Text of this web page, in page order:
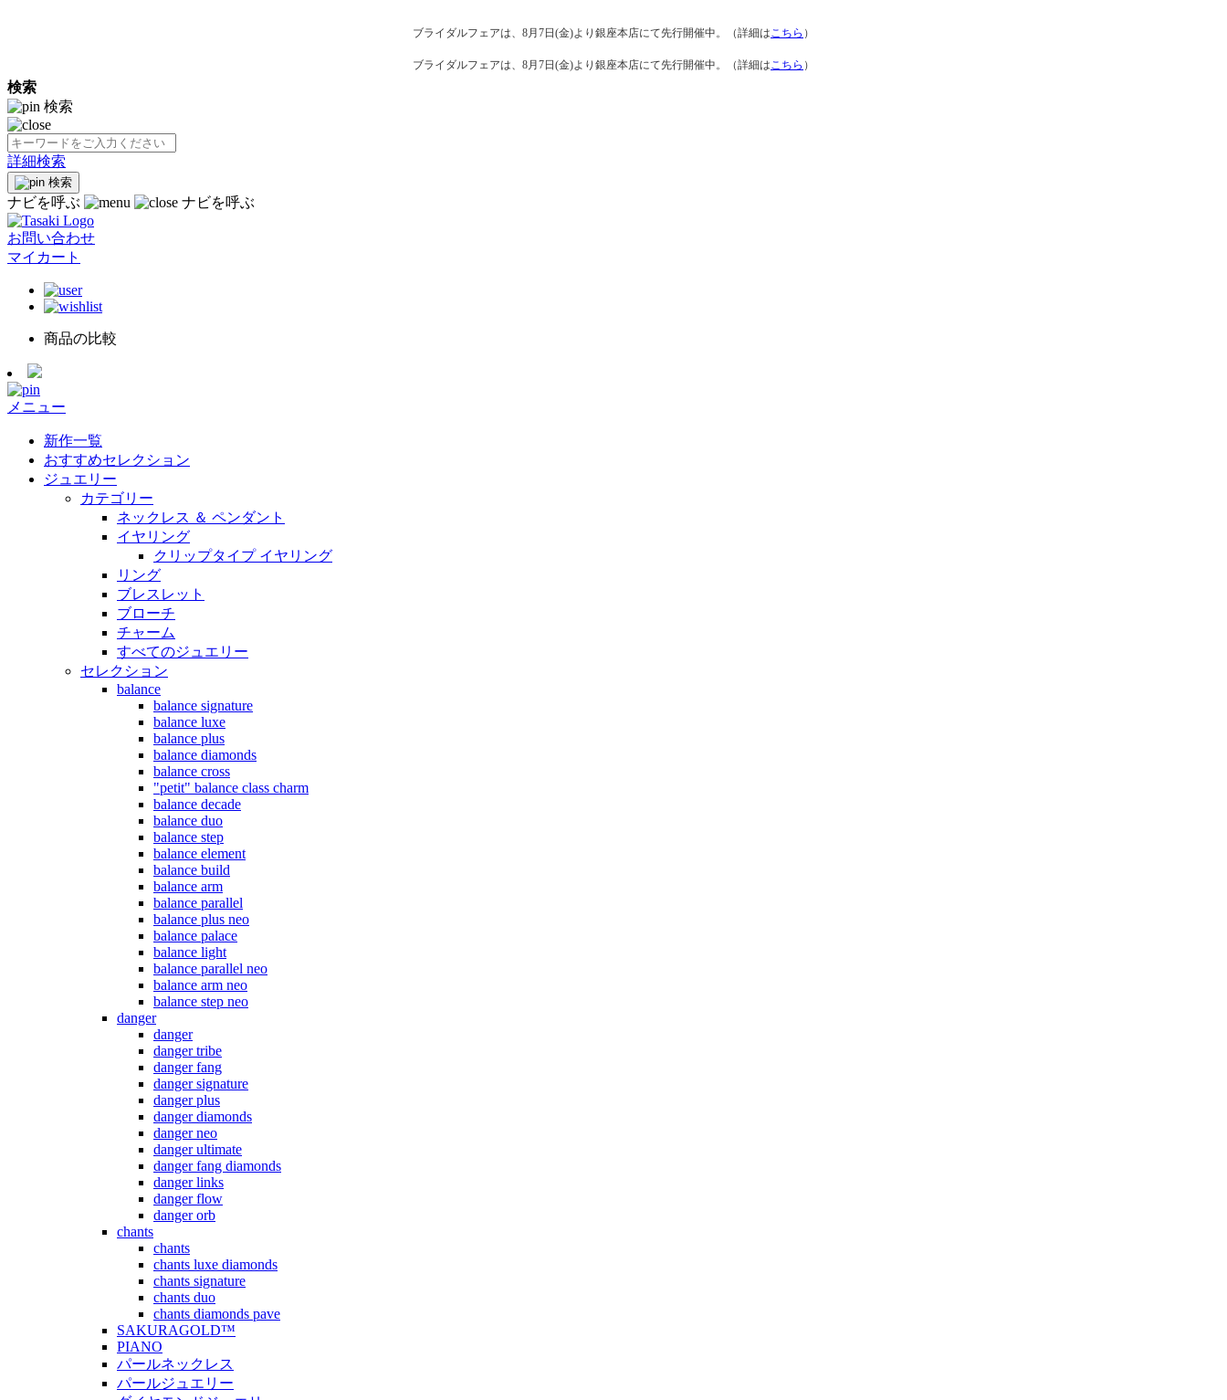
ブライダルフェアは、8月7日(金)より銀座本店にて先行開催中。（詳細はこちら ）
ブライダルフェアは、8月7日(金)より銀座本店にて先行開催中。（詳細はこちら ）
検索
検索
詳細検索
検索
ナビを呼ぶ ナビを呼ぶ
お問い合わせ
マイカート
商品の比較
メニュー
新作一覧
おすすめセレクション
ジュエリー
カテゴリー
ネックレス ＆ ペンダント
イヤリング
クリップタイプ イヤリング
リング
ブレスレット
ブローチ
チャーム
すべてのジュエリー
セレクション
balance
balance signature
balance luxe
balance plus
balance diamonds
balance cross
"petit" balance class charm
balance decade
balance duo
balance step
balance element
balance build
balance arm
balance parallel
balance plus neo
balance palace
balance light
balance parallel neo
balance arm neo
balance step neo
danger
danger
danger tribe
danger fang
danger signature
danger plus
danger diamonds
danger neo
danger ultimate
danger fang diamonds
danger links
danger flow
danger orb
chants
chants
chants luxe diamonds
chants signature
chants duo
chants diamonds pave
SAKURAGOLD™
PIANO
パールネックレス
パールジュエリー